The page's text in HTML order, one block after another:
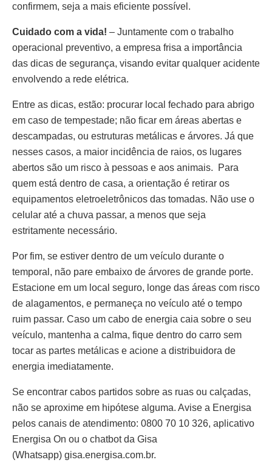
confirmem, seja a mais eficiente possível.
Cuidado com a vida! – Juntamente com o trabalho
operacional preventivo, a empresa frisa a importância
das dicas de segurança, visando evitar qualquer acidente
envolvendo a rede elétrica.
Entre as dicas, estão: procurar local fechado para abrigo
em caso de tempestade; não ficar em áreas abertas e
descampadas, ou estruturas metálicas e árvores. Já que
nesses casos, a maior incidência de raios, os lugares
abertos são um risco à pessoas e aos animais. Para
quem está dentro de casa, a orientação é retirar os
equipamentos eletroeletrônicos das tomadas. Não use o
celular até a chuva passar, a menos que seja
estritamente necessário.
Por fim, se estiver dentro de um veículo durante o
temporal, não pare embaixo de árvores de grande porte.
Estacione em um local seguro, longe das áreas com risco
de alagamentos, e permaneça no veículo até o tempo
ruim passar. Caso um cabo de energia caia sobre o seu
veículo, mantenha a calma, fique dentro do carro sem
tocar as partes metálicas e acione a distribuidora de
energia imediatamente.
Se encontrar cabos partidos sobre as ruas ou calçadas,
não se aproxime em hipótese alguma. Avise a Energisa
pelos canais de atendimento: 0800 70 10 326, aplicativo
Energisa On ou o chatbot da Gisa
(Whatsapp) gisa.energisa.com.br.